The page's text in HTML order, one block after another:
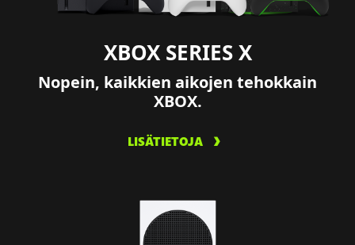
XBOX SERIES X
Nopein, kaikkien aikojen tehokkain
XBOX.
LISÄTIETOJA